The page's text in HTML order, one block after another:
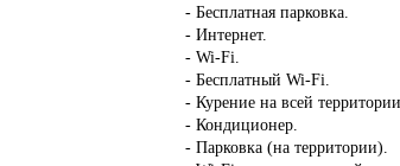
- Бесплатная парковка.
- Интернет.
- Wi-Fi.
- Бесплатный Wi-Fi.
- Курение на всей
- Кондиционер.
- Парковка (на территории).